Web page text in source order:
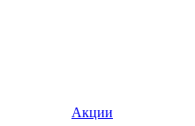
Акции